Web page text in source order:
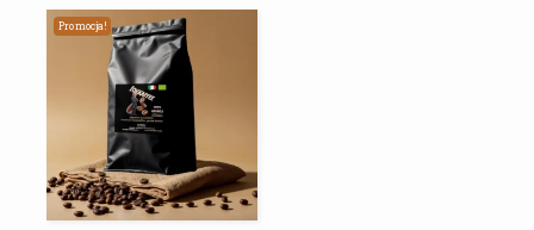
Promocja!